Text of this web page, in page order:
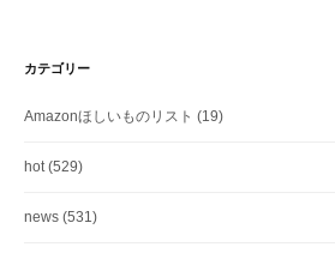
カテゴリー
Amazonほしいものリスト (19)
hot (529)
news (531)